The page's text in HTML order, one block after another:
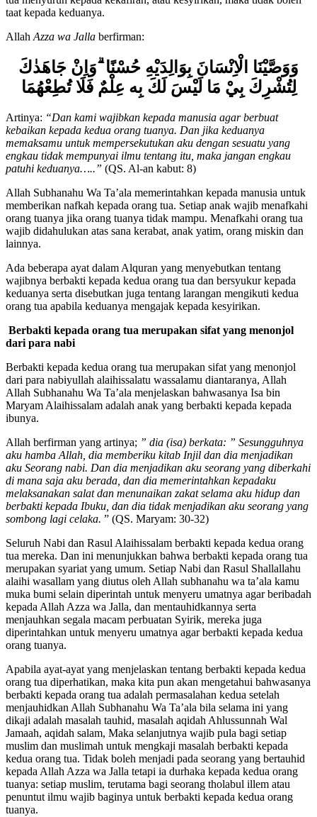
taat kepada keduanya.
Allah Azza wa Jalla berfirman:
وَوَصَّيْنَا الْاِنْسَانَ بِوَالِدَيْهِ حُسْنًا وَاِنْ جَاهَدٰكَ
لِتُشْرِكَ بِيْ مَا لَيْسَ لَكَ بِه عِلْمٌ فَلَا تُطِعْهُمَا
Artinya: “Dan kami wajibkan kepada manusia agar berbuat
kebaikan kepada kedua orang tuanya. Dan jika keduanya
memaksamu untuk mempersekutukan aku dengan sesuatu yang
engkau tidak mempunyai ilmu tentang itu, maka jangan engkau
patuhi keduanya…..” (QS. Al-an kabut: 8)
Allah Subhanahu Wa Ta’ala memerintahkan kepada manusia untuk
memberikan nafkah kepada orang tua. Setiap anak wajib menafkahi
orang tuanya jika orang tuanya tidak mampu. Menafkahi orang tua
wajib didahulukan atas sana kerabat, anak yatim, orang miskin dan
lainnya.
Ada beberapa ayat dalam Alquran yang menyebutkan tentang
wajibnya berbakti kepada kedua orang tua dan bersyukur kepada
keduanya serta disebutkan juga tentang larangan mengikuti kedua
orang tua apabila keduanya mengajak kepada kesyirikan.
Berbakti kepada orang tua merupakan sifat yang menonjol
dari para nabi
Berbakti kepada kedua orang tua merupakan sifat yang menonjol
dari para nabiyullah alaihissalatu wassalamu diantaranya, Allah
Allah Subhanahu Wa Ta’ala menjelaskan bahwasanya Isa bin
Maryam Alaihissalam adalah anak yang berbakti kepada kepada
ibunya.
Allah berfirman yang artinya; ” dia (isa) berkata: ” Sesungguhnya
aku hamba Allah, dia memberiku kitab Injil dan dia menjadikan
aku Seorang nabi. Dan dia menjadikan aku seorang yang diberkahi
di mana saja aku berada, dan dia memerintahkan kepadaku
melaksanakan salat dan menunaikan zakat selama aku hidup dan
berbakti kepada Ibuku, dan dia tidak menjadikan aku seorang yang
sombong lagi celaka. ” (QS. Maryam: 30-32)
Seluruh Nabi dan Rasul Alaihissalam berbakti kepada kedua orang
tua mereka. Dan ini menunjukkan bahwa berbakti kepada orang tua
merupakan syariat yang umum. Setiap Nabi dan Rasul Shallallahu
alaihi wasallam yang diutus oleh Allah subhanahu wa ta’ala kamu
muka bumi selain diperintah untuk menyeru umatnya agar beribadah
kepada Allah Azza wa Jalla, dan mentauhidkannya serta
menjauhkan segala macam perbuatan Syirik, mereka juga
diperintahkan untuk menyeru umatnya agar berbakti kepada kedua
orang tuanya.
Apabila ayat-ayat yang menjelaskan tentang berbakti kepada kedua
orang tua diperhatikan, maka kita pun akan mengetahui bahwasanya
berbakti kepada orang tua adalah permasalahan kedua setelah
menjauhidkan Allah Subhanahu Wa Ta’ala bila selama ini yang
dikaji adalah masalah tauhid, masalah aqidah Ahlussunnah Wal
Jamaah, aqidah salam, Maka selanjutnya wajib pula bagi setiap
muslim dan muslimah untuk mengkaji masalah berbakti kepada
kedua orang tua. Tidak boleh menjadi pada seorang yang bertauhid
kepada Allah Azza wa Jalla tetapi ia durhaka kepada kedua orang
tuanya: setiap muslim, terutama bagi seorang tholabul illem atau
penuntut ilmu wajib baginya untuk berbakti kepada kedua orang
tuanya.